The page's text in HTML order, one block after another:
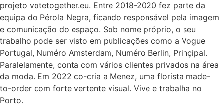
projeto votetogether.eu. Entre 2018-2020 fez parte da
equipa do Pérola Negra, ficando responsável pela imagem
e comunicação do espaço. Sob nome próprio, o seu
trabalho pode ser visto em publicações como a Vogue
Portugal, Numéro Amsterdam, Numéro Berlin, Prinçipal.
Paralelamente, conta com vários clientes privados na área
da moda. Em 2022 co-cria a Menez, uma florista made-
to-order com forte vertente visual. Vive e trabalha no
Porto.